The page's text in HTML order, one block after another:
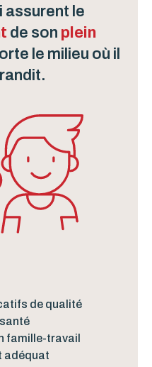
assurent le
de son plein
le milieu où il
de qualité
famille-travail
adéquat